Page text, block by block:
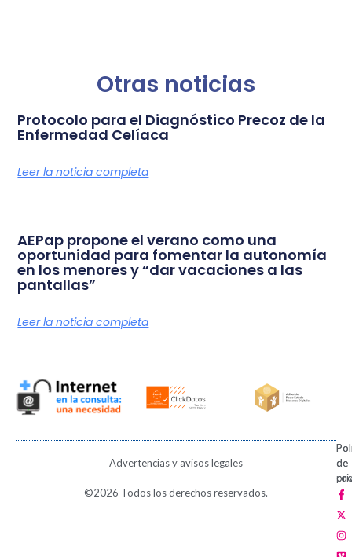
Otras noticias
Protocolo para el Diagnóstico Precoz de la
Enfermedad Celíaca
Leer la noticia completa
AEPap propone el verano como una
oportunidad para fomentar la autonomía
en los menores y “dar vacaciones a las
pantallas”
Leer la noticia completa
Advertencias y avisos legales
de
de
©2026 Todos los derechos reservados.
F
a
c
e
b
o
o
X
-
t
w
i
t
t
I
n
s
t
a
g
r
V
i
m
e
o
P
i
n
t
e
r
e